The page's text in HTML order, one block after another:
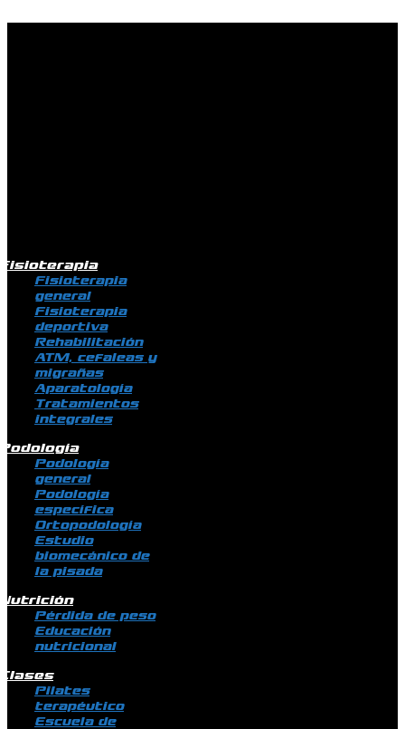
Fisioterapia
general
Fisioterapia
deportiva
Rehabilitación
ATM, cefaleas y
migrañas
Aparatología
Tratamientos
integrales
Podología
general
Podología
específica
Ortopodología
Estudio
biomecánico de
la pisada
Pérdida de peso
Educación
nutricional
Pilates
terapéutico
Escuela de